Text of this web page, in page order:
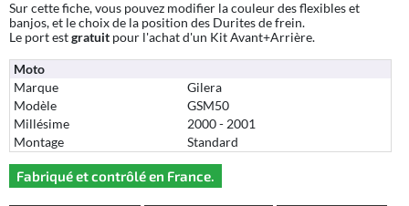
Sur cette fiche, vous pouvez modifier la couleur des flexibles et
banjos, et le choix de la position des Durites de frein.
Le port estgratuit pour l'achat d'un Kit Avant+Arrière.
Moto
Marque
Gilera
Modèle
GSM50
Millésime
2000 - 2001
Montage
Standard
Fabriqué et contrôlé en France.